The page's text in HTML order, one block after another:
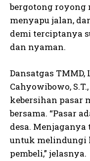
bergotong royong
menyapu jalan,
demi terciptanya
dan nyaman.
Dansatgas TMMD,
Cahyowibowo,
kebersihan pasar
bersama. “Pasar
desa.
untuk melindungi
pembeli,” jelasnya.